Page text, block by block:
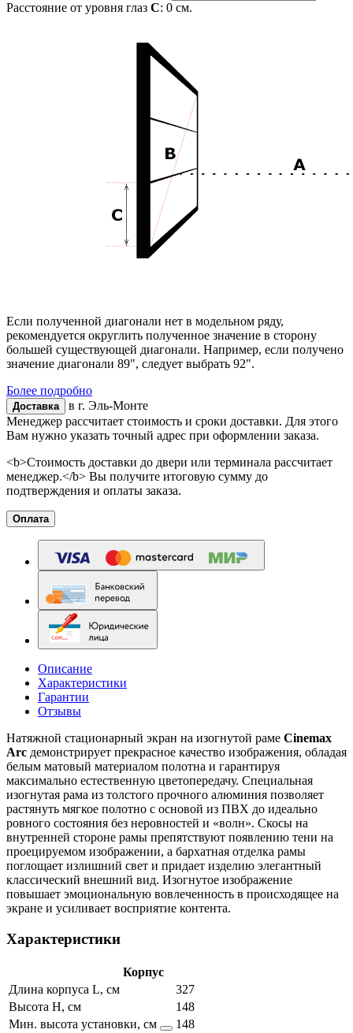
Расстояние от уровня глаз C: 0 см.
Если полученной диагонали нет в модельном ряду,
рекомендуется округлить полученное значение в сторону
большей существующей диагонали. Например, если получено
значение диагонали 89", следует выбрать 92".
Более подробно
Доставка в г. Эль-Монте
Менеджер рассчитает стоимость и сроки доставки. Для этого
Вам нужно указать точный адрес при оформлении заказа.
<b>Стоимость доставки до двери или терминала рассчитает
менеджер.</b> Вы получите итоговую сумму до
подтверждения и оплаты заказа.
Оплата
Описание
Характеристики
Гарантии
Отзывы
Натяжной стационарный экран на изогнутой раме Cinemax
Arc демонстрирует прекрасное качество изображения, обладая
белым матовый материалом полотна и гарантируя
максимально естественную цветопередачу. Специальная
изогнутая рама из толстого прочного алюминия позволяет
растянуть мягкое полотно с основой из ПВХ до идеально
ровного состояния без неровностей и «волн». Скосы на
внутренней стороне рамы препятствуют появлению тени на
проецируемом изображении, а бархатная отделка рамы
поглощает излишний свет и придает изделию элегантный
классический внешний вид. Изогнутое изображение
повышает эмоциональную вовлеченность в происходящее на
экране и усиливает восприятие контента.
Характеристики
Корпус
Длина корпуса L, см
327
Высота H, см
148
Мин. высота установки, см
148